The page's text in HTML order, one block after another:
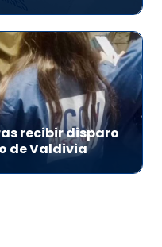
recibir disparo
de Valdivia